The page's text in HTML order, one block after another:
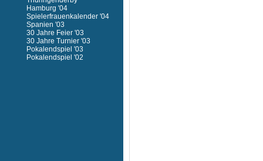
Hamburg '04
Spielerfrauenkalender '04
Spanien '03
30 Jahre Feier '03
30 Jahre Turnier '03
Pokalendspiel '03
Pokalendspiel '02